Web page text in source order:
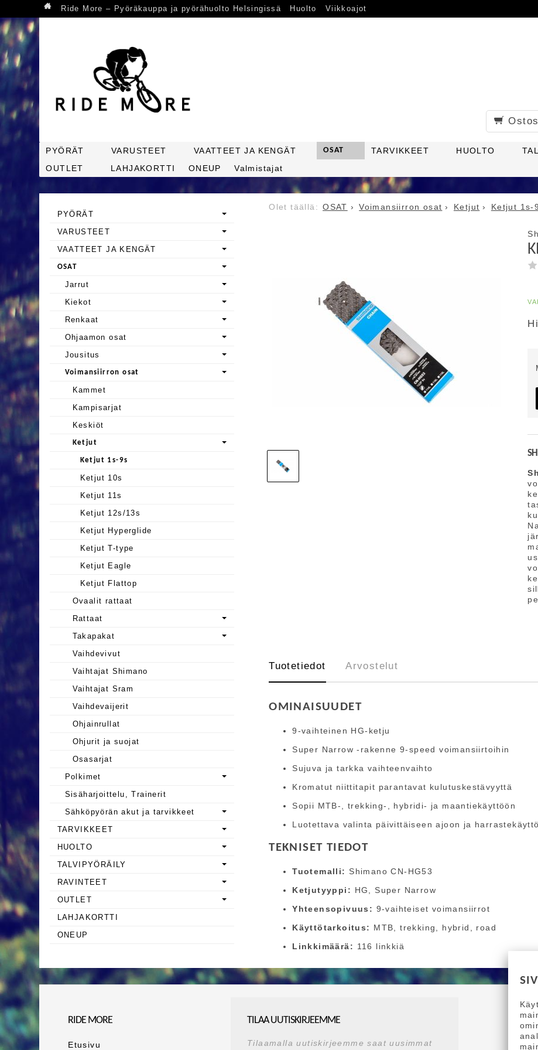
Ride More – Pyöräkauppa ja pyörähuolto Helsingissä Huolto Viikkoajot
PYÖRÄT VARUSTEET VAATTEET JA KENGÄT OSAT TARVIKKEET HUOLTO
OUTLET
LAHJAKORTTI ONEUP Valmistajat
OSAT Voimansiirron osat Ketjut Ketjut 1s-
Tuotetiedot Arvostelut
OMINAISUUDET
9-vaihteinen HG-ketju
Super Narrow -rakenne 9-speed voimansiirtoihin
Sujuva ja tarkka vaihteenvaihto
Kromatut niittitapit parantavat kulutuskestävyyttä
Sopii MTB-, trekking-, hybridi- ja maantiekäyttöön
Luotettava valinta päivittäiseen ajoon ja
TEKNISET TIEDOT
Tuotemalli: Shimano CN-HG53
Ketjutyyppi: HG, Super Narrow
Yhteensopivuus: 9-vaihteiset voimansiirrot
Käyttötarkoitus: MTB, trekking, hybrid, road
Linkkimäärä: 116 linkkiä
PYÖRÄT
VARUSTEET
VAATTEET JA KENGÄT
OSAT
Jarrut
Kiekot
Renkaat
Ohjaamon osat
Jousitus
Voimansiirron osat
Kammet
Kampisarjat
Keskiöt
Ketjut
Ketjut 1s-9s
Ketjut 10s
Ketjut 11s
Ketjut 12s/13s
Ketjut Hyperglide
Ketjut T-type
Ketjut Eagle
Ketjut Flattop
Ovaalit rattaat
Rattaat
Takapakat
Vaihdevivut
Vaihtajat Shimano
Vaihtajat Sram
Vaihdevaijerit
Ohjainrullat
Ohjurit ja suojat
Osasarjat
Polkimet
Sisäharjoittelu, Trainerit
Sähköpyörän akut ja tarvikkeet
TARVIKKEET
HUOLTO
TALVIPYÖRÄILY
RAVINTEET
OUTLET
LAHJAKORTTI
ONEUP
RIDE MORE
Etusivu
TILAA UUTISKIRJEEMME
Tilaamalla uutiskirjeemme saat uusimmat